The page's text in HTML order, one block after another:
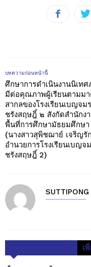
บทความก่อนหน้านี้
ศึกษาการดำเนินงานนิเทศ
มีต่อคุณภาพผู้เรียนตามมา
สากลของโรงเรียนเบญจม
ชรังสฤษฎิ์ ๒ สังกัดสำนักง
พื้นที่การศึกษามัธยมศึกษา
(นางสาวสุพิชฌาย์ เจริญรั
อำนวยการโรงเรียนเบญจ
ชรังสฤษฎิ์ 2)
เ